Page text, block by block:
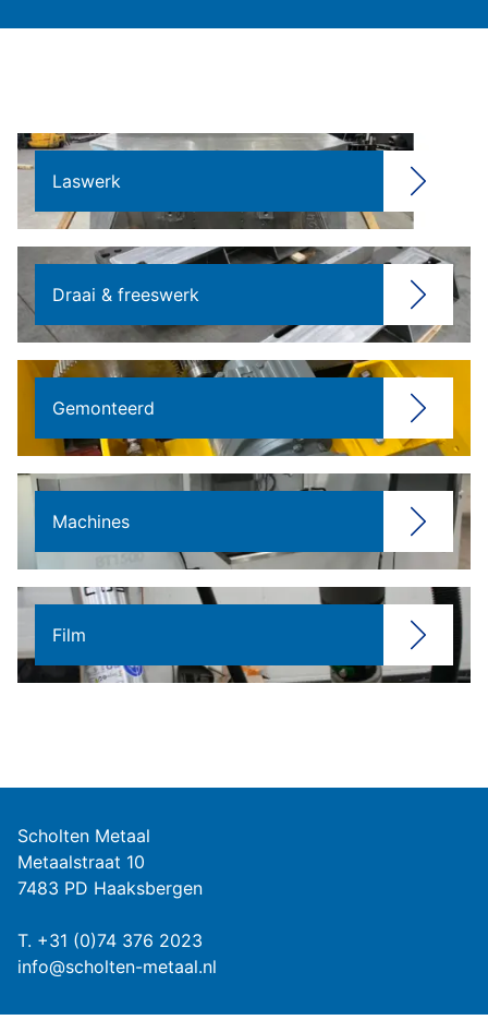
Laswerk
Draai & freeswerk
Gemonteerd
Machines
Film
Scholten Metaal
Metaalstraat 10
7483 PD Haaksbergen
T. +31 (0)74 376 2023
info@scholten-metaal.nl